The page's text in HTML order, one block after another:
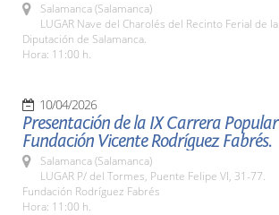
Salamanca (Salamanca)
LUGAR Nave del Charolés del Recinto Ferial de la
Diputación de Salamanca.
Hora: 11:00 h.
10/04/2026
Presentación de la IX Carrera Popular
Fundación Vicente Rodríguez Fabrés.
Salamanca (Salamanca)
LUGAR P/ del Tormes, Puente Felipe VI, 31-77.
Fundación Rodríguez Fabrés
Hora: 11:00 h.